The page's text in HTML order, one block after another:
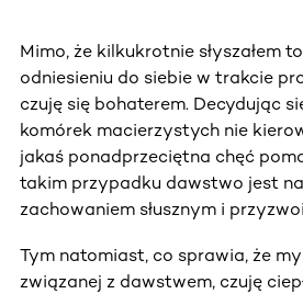
Mimo, że kilkukrotnie słyszałem
odniesieniu do siebie w trakcie
czuję się bohaterem. Decydując
komórek macierzystych nie
jakaś ponadprzeciętna chęć
takim przypadku dawstwo jest
zachowaniem słusznym i
Tym natomiast, co sprawia, że
związanej z dawstwem, czuję